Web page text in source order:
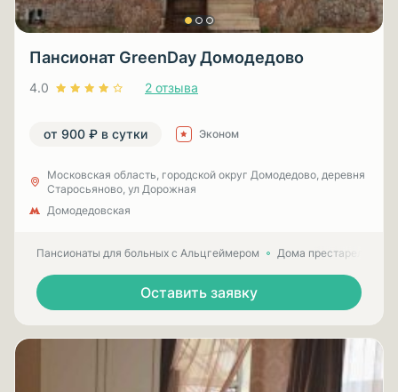
Пансионат GreenDay Домодедово
4.0 2 отзыва
от 900 ₽ в сутки Эконом
Московская область, городской округ Домодедово, деревня
Старосьяново, ул Дорожная
Домодедовская
Пансионаты для больных с Альцгеймером Дома престарелых
Оставить заявку